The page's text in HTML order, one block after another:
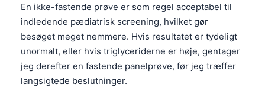
En ikke-fastende prøve er som regel acceptabel til
indledende pædiatrisk screening, hvilket gør
besøget meget nemmere. Hvis resultatet er tydeligt
unormalt, eller hvis triglyceriderne er høje, gentager
jeg derefter en fastende panelprøve, før jeg træffer
langsigtede beslutninger.